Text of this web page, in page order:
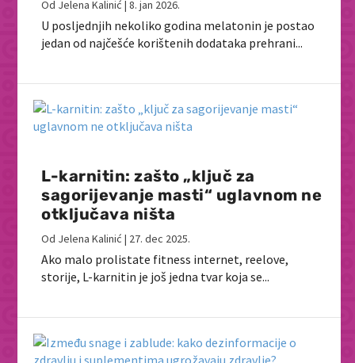
Od Jelena Kalinić |8. jan 2026.
U posljednjih nekoliko godina melatonin je postao
jedan od najčešće korištenih dodataka prehrani...
L-karnitin: zašto „ključ za
sagorijevanje masti“ uglavnom ne
otključava ništa
Od Jelena Kalinić | 27. dec 2025.
Ako malo prolistate fitness internet, reelove,
storije, L-karnitin je još jedna tvar koja se...